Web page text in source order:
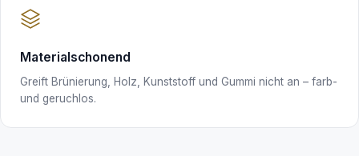
Materialschonend
Greift Brünierung, Holz, Kunststoff und Gummi nicht an – farb-
und geruchlos.